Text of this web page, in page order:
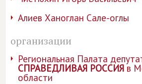
Алиев Ханоглан Сале-оглы
организации
Региональная Палата
СПРАВЕДЛИВАЯ РОССИЯв
области